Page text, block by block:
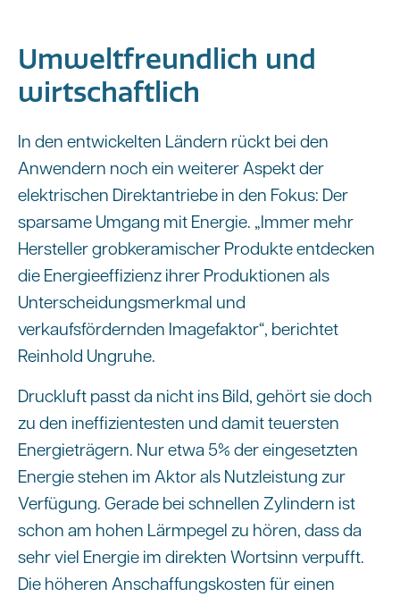
Umweltfreundlich und
wirtschaftlich
In den entwickelten Ländern rückt bei den
Anwendern noch ein weiterer Aspekt der
elektrischen Direktantriebe in den Fokus: Der
sparsame Umgang mit Energie. „Immer mehr
Hersteller grobkeramischer Produkte entdecken
die Energieeffizienz ihrer Produktionen als
Unterscheidungsmerkmal und
verkaufsfördernden Imagefaktor“, berichtet
Reinhold Ungruhe.
Druckluft passt da nicht ins Bild, gehört sie doch
zu den ineffizientesten und damit teuersten
Energieträgern. Nur etwa 5% der eingesetzten
Energie stehen im Aktor als Nutzleistung zur
Verfügung. Gerade bei schnellen Zylindern ist
schon am hohen Lärmpegel zu hören, dass da
sehr viel Energie im direkten Wortsinn verpufft.
Die höheren Anschaffungskosten für einen